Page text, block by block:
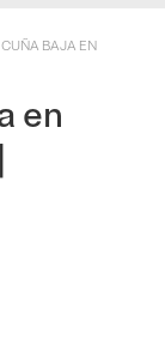
BAJA EN
en